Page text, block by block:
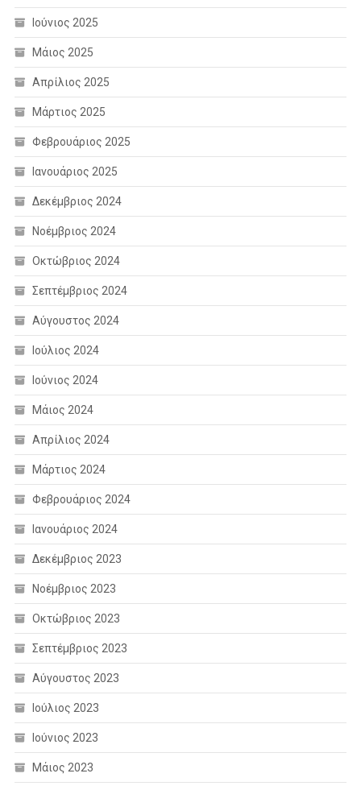
Ιούνιος 2025
Μάιος 2025
Απρίλιος 2025
Μάρτιος 2025
Φεβρουάριος 2025
Ιανουάριος 2025
Δεκέμβριος 2024
Νοέμβριος 2024
Οκτώβριος 2024
Σεπτέμβριος 2024
Αύγουστος 2024
Ιούλιος 2024
Ιούνιος 2024
Μάιος 2024
Απρίλιος 2024
Μάρτιος 2024
Φεβρουάριος 2024
Ιανουάριος 2024
Δεκέμβριος 2023
Νοέμβριος 2023
Οκτώβριος 2023
Σεπτέμβριος 2023
Αύγουστος 2023
Ιούλιος 2023
Ιούνιος 2023
Μάιος 2023